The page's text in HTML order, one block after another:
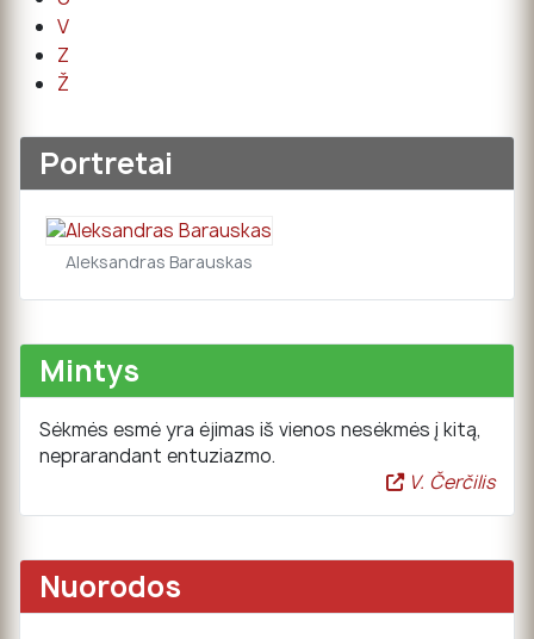
V
Z
Ž
Portretai
Aleksandras Barauskas
Mintys
Sėkmės esmė yra ėjimas iš vienos nesėkmės į kitą,
neprarandant entuziazmo.
V. Čerčilis
Nuorodos